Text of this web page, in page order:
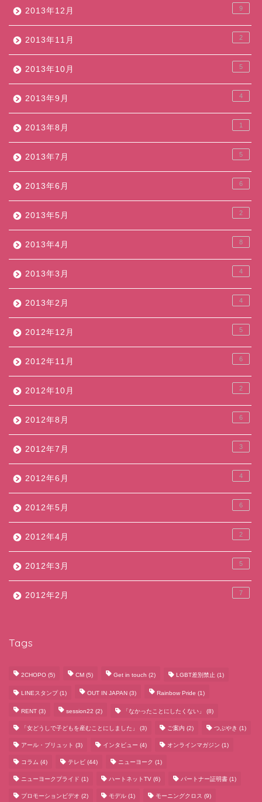
2013年12月 9
2013年11月 2
2013年10月 5
2013年9月 4
2013年8月 1
2013年7月 5
2013年6月 6
2013年5月 2
2013年4月 8
2013年3月 4
2013年2月 4
2012年12月 5
2012年11月 6
2012年10月 2
2012年8月 6
2012年7月 3
2012年6月 4
2012年5月 6
2012年4月 2
2012年3月 5
2012年2月 7
Tags
2CHOPO (5) CM (5) Get in touch (2) LGBT差別禁止 (1)
LINEスタンプ(1) OUT IN JAPAN (3) Rainbow Pride (1)
RENT (3) session22 (2) 「なかったことにしたくない」 (8)
「女どうしで子どもを産むことにしました」 (3) ご案内 (2) つぶやき (1)
アール・ブリュット (3) インタビュー (4) オンラインマガジン (1)
コラム (4) テレビ (44) ニューヨーク (1)
ニューヨークプライド (1) ハートネットTV (6) パートナー証明書 (1)
プロモーションビデオ (2) モデル (1) モーニングクロス (9)